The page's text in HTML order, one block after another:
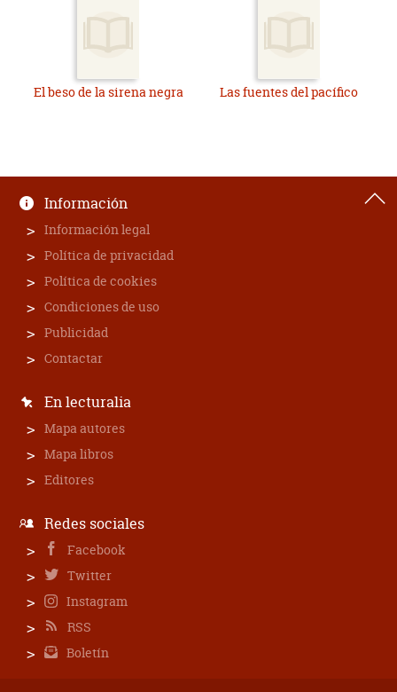
El beso de la sirena negra Las fuentes del pacífico
Información
Información legal
Política de privacidad
Política de cookies
Condiciones de uso
Publicidad
Contactar
En lecturalia
Mapa autores
Mapa libros
Editores
Redes sociales
Facebook
Twitter
Instagram
RSS
Boletín